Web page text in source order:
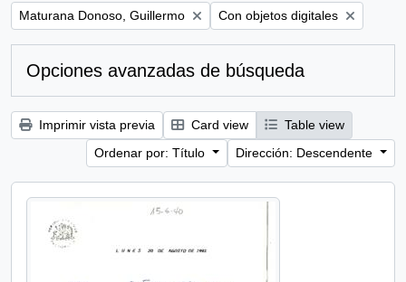
Remove filter:
Maturana Donoso, Guillermo Remove filter:
Con objetos digitales
Opciones avanzadas de búsqueda
Imprimir vista previa Card view
Table view
Ordenar por: Título
Dirección: Descendente